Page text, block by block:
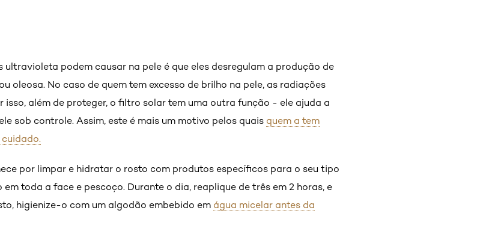
ultravioleta podem causar na pele é que eles desregulam a produção de
oleosa. No caso de quem tem excesso de brilho na pele, as radiações
isso, além de proteger, o filtro solar tem uma outra função - ele ajuda a
sob controle. Assim, este é mais um motivo pelos quais quem a tem
por limpar e hidratar o rosto com produtos específicos para o seu tipo
toda a face e pescoço. Durante o dia, reaplique de três em 2 horas, e
higienize-o com um algodão embebido em água micelar antes da